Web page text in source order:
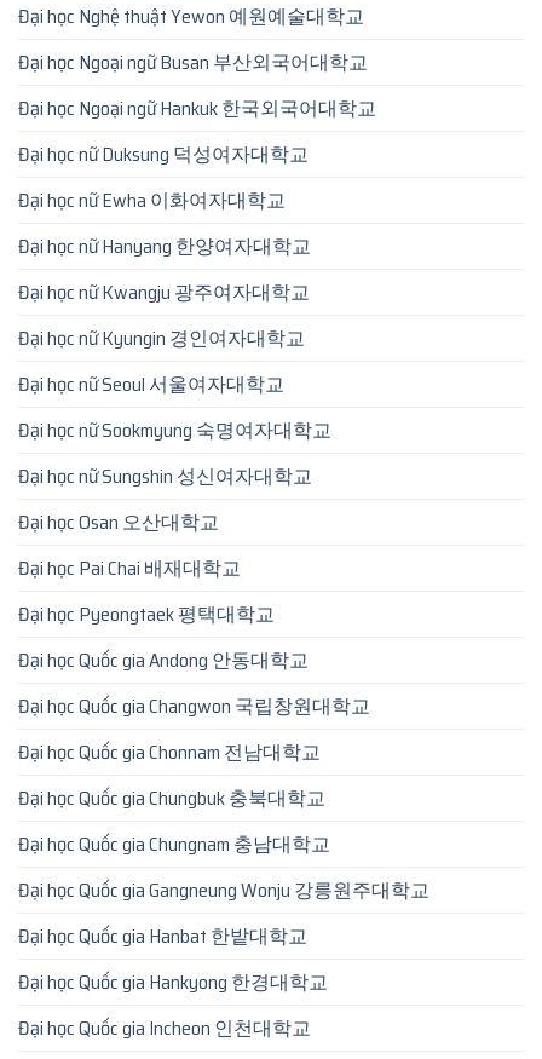
Đại học Nghệ thuật Yewon 예원예술대학교
Đại học Ngoại ngữ Busan 부산외국어대학교
Đại học Ngoại ngữ Hankuk 한국외국어대학교
Đại học nữ Duksung 덕성여자대학교
Đại học nữ Ewha 이화여자대학교
Đại học nữ Hanyang 한양여자대학교
Đại học nữ Kwangju 광주여자대학교
Đại học nữ Kyungin 경인여자대학교
Đại học nữ Seoul 서울여자대학교
Đại học nữ Sookmyung 숙명여자대학교
Đại học nữ Sungshin 성신여자대학교
Đại học Osan 오산대학교
Đại học Pai Chai 배재대학교
Đại học Pyeongtaek 평택대학교
Đại học Quốc gia Andong 안동대학교
Đại học Quốc gia Changwon 국립창원대학교
Đại học Quốc gia Chonnam 전남대학교
Đại học Quốc gia Chungbuk 충북대학교
Đại học Quốc gia Chungnam 충남대학교
Đại học Quốc gia Gangneung Wonju 강릉원주대학교
Đại học Quốc gia Hanbat 한밭대학교
Đại học Quốc gia Hankyong 한경대학교
Đại học Quốc gia Incheon 인천대학교